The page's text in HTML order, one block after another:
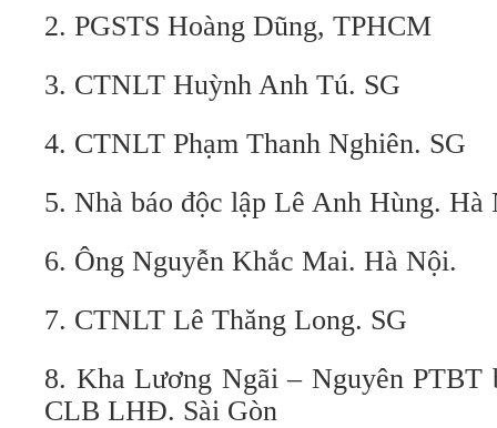
2. PGSTS Hoàng Dũng, TPHCM
3. CTNLT Huỳnh Anh Tú. SG
4. CTNLT Phạm Thanh Nghiên. SG
5. Nhà báo độc lập Lê Anh Hùng. Hà
6. Ông Nguyễn Khắc Mai. Hà Nội.
7. CTNLT Lê Thăng Long. SG
8. Kha Lương Ngãi – Nguyên PTBT
CLB LHĐ. Sài Gòn